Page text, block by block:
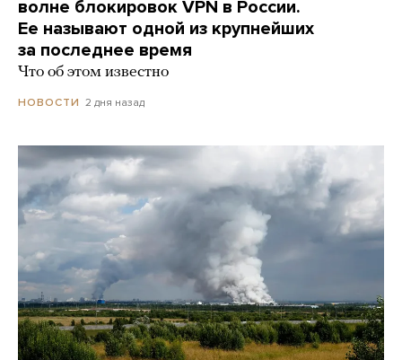
волне блокировок VPN в России.
Ее называют одной из крупнейших
за последнее время
Что об этом известно
НОВОСТИ 2 дня назад